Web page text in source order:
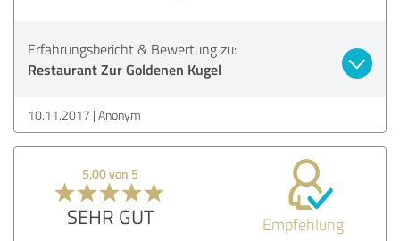
Erfahrungsbericht & Bewertung zu:
Restaurant Zur Goldenen Kugel
10.11.2017 Anonym
5,00 von 5
SEHR GUT Empfehlung